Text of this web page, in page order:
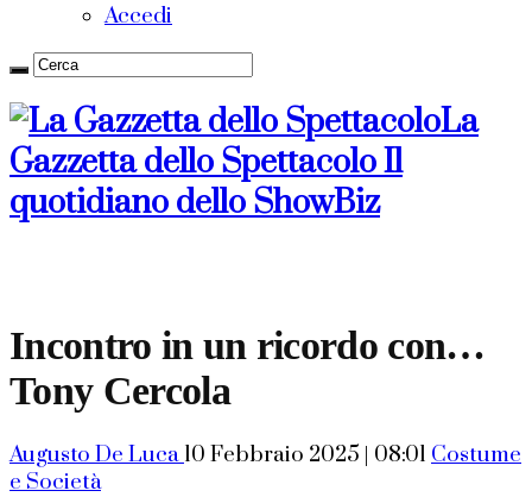
Accedi
La
Gazzetta dello Spettacolo Il
quotidiano dello ShowBiz
Incontro in un ricordo con…
Tony Cercola
Augusto De Luca 10 Febbraio 2025 | 08:01 Costume
e Società